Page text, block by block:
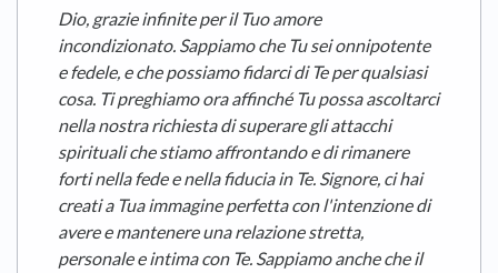
Dio, grazie infinite per il Tuo amore
incondizionato. Sappiamo che Tu sei onnipotente
e fedele, e che possiamo fidarci di Te per qualsiasi
cosa. Ti preghiamo ora affinché Tu possa ascoltarci
nella nostra richiesta di superare gli attacchi
spirituali che stiamo affrontando e di rimanere
forti nella fede e nella fiducia in Te. Signore, ci hai
creati a Tua immagine perfetta con l'intenzione di
avere e mantenere una relazione stretta,
personale e intima con Te. Sappiamo anche che il